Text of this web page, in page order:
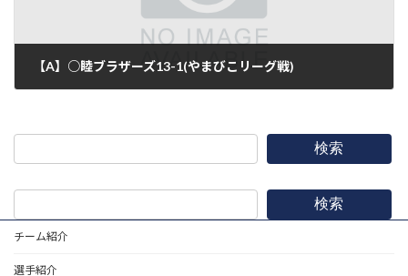
【A】○睦ブラザーズ13-1(やまびこリーグ戦)
検索
検索
チーム紹介
選手紹介